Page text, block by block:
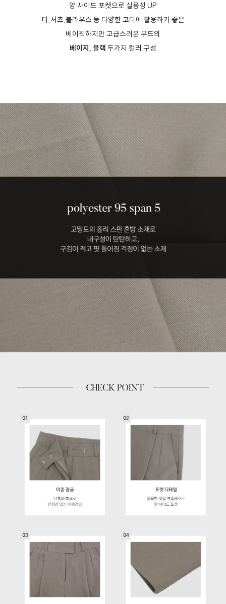
양 사이드 포켓으로 실용성 UP
티,셔츠,블라우스 등 다양한 코디에 활용하기 좋은
베이직하지만 고급스러운 무드의
베이지, 블랙 두가지 컬러 구성